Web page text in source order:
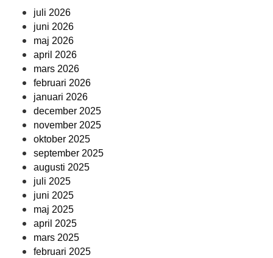
juli 2026
juni 2026
maj 2026
april 2026
mars 2026
februari 2026
januari 2026
december 2025
november 2025
oktober 2025
september 2025
augusti 2025
juli 2025
juni 2025
maj 2025
april 2025
mars 2025
februari 2025